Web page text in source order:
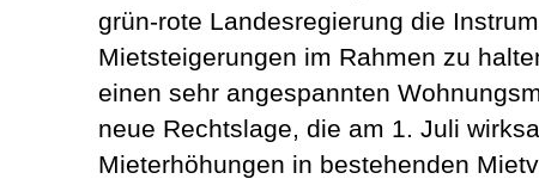
grün-rote Landesregierung die
Mietsteigerungen im Rahmen zu
einen sehr angespannten
neue Rechtslage, die am 1. Juli
Mieterhöhungen in bestehenden